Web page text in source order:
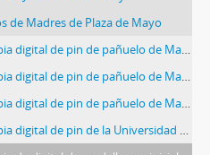
de Madres de Plaza de Mayo
pin de pañuelo de Madres de Plaza de Mayo
pin de pañuelo de Madres de Plaza de Mayo
pin de pañuelo de Madres de Plaza de Mayo
de pin de la Universidad Nacional del Sur